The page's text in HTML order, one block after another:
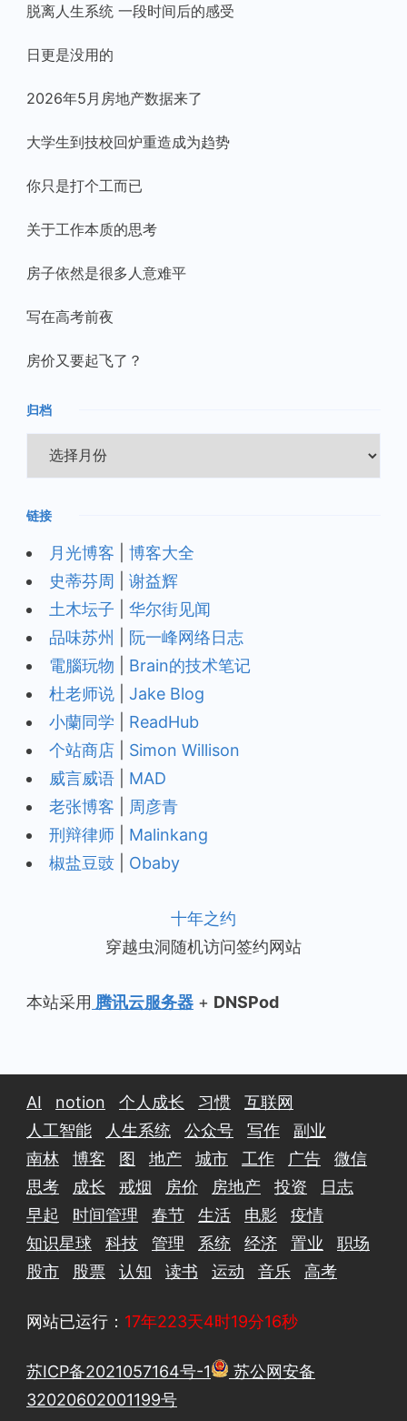
脱离人生系统 一段时间后的感受
日更是没用的
2026年5月房地产数据来了
大学生到技校回炉重造成为趋势
你只是打个工而已
关于工作本质的思考
房子依然是很多人意难平
写在高考前夜
房价又要起飞了？
归档
档
链接
月光博客
博客大全
史蒂芬周
谢益辉
土木坛子
华尔街见闻
品味苏州
阮一峰网络日志
電腦玩物
Brain的技术笔记
杜老师说
Jake Blog
小蘭同学
ReadHub
个站商店
Simon Willison
威言威语
MAD
老张博客
周彦青
刑辩律师
Malinkang
椒盐豆豉
Obaby
十年之约
穿越虫洞随机访问签约网站
本站采用 腾讯云服务器 + DNSPod
AI notion 个人成长 习惯
互联网
人工智能
人生系统 公众号 写作
副业
南林
博客 图 地产 城市 工作 广告
微信
思考
成长 戒烟 房价 房地产 投资
日志
早起
时间管理 春节 生活 电影
疫情
知识星球
科技 管理 系统 经济 置业
职场
股市
股票 认知 读书 运动 音乐 高考
网站已运行： 17年223天4时19分17秒
苏ICP备2021057164号-1
苏公网安备
32020602001199号